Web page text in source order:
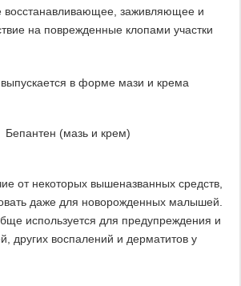
восстанавливающее, заживляющее и
на поврежденные клопами участки
от некоторых вышеназванных средств,
даже для новорожденных малышей.
используется для предупреждения и
других воспалений и дерматитов у